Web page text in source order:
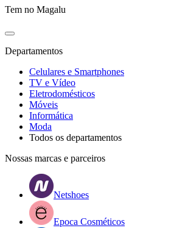
Tem no Magalu
Departamentos
Celulares e Smartphones
TV e Vídeo
Eletrodomésticos
Móveis
Informática
Moda
Todos os departamentos
Nossas marcas e parceiros
Netshoes
Epoca Cosméticos